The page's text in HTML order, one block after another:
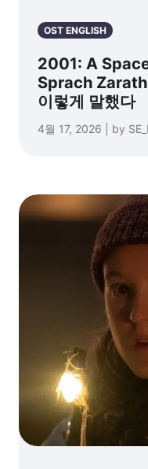
OST ENGLISH
2001: A
Sprach
이렇게 말했다
4월 17, 2026 | by